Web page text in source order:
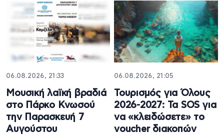
06.08.2026, 21:33
Μουσική λαϊκή βραδιά
στο Πάρκο Κνωσού
την Παρασκευή 7
Αυγούστου
06.08.2026, 21:05
Τουρισμός για Όλους
2026-2027: Τα SOS για
να «κλειδώσετε» το
voucher διακοπών